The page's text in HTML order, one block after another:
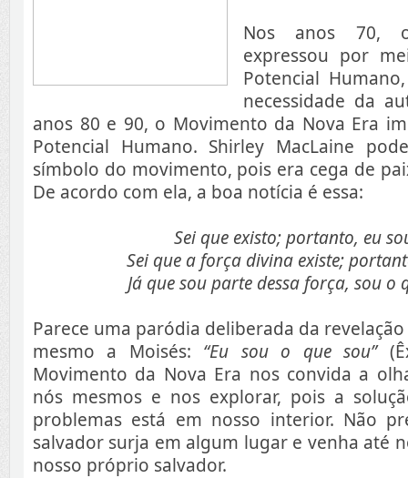
Nos anos 70,
expressou por
Potencial
necessidade da
anos 80 e 90, o Movimento da Nova Era
Potencial Humano. Shirley MacLaine
símbolo do movimento, pois era cega de
De acordo com ela, a boa notícia é essa:
Sei que existo; portanto, eu
Sei que a força divina existe;
Já que sou parte dessa força, sou o
Parece uma paródia deliberada da
mesmo a Moisés: “Eu sou o que sou”
Movimento da Nova Era nos convida a
nós mesmos e nos explorar, pois a
problemas está em nosso interior. Não
salvador surja em algum lugar e venha até
nosso próprio salvador.